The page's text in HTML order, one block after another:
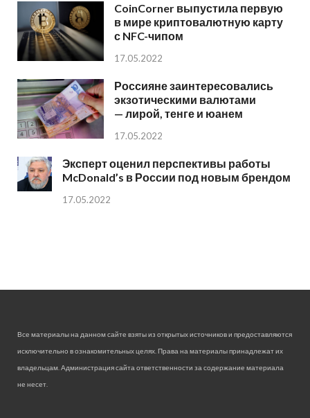
CoinCorner выпустила первую
в мире криптовалютную карту
с NFC-чипом
17.05.2022
Россияне заинтересовались
экзотическими валютами
— лирой, тенге и юанем
17.05.2022
Эксперт оценил перспективы работы
McDonald’s в России под новым брендом
17.05.2022
Все материалы на данном сайте взяты из открытых источников и предоставляются
исключительно в ознакомительных целях. Права на материалы принадлежат их
владельцам. Администрация сайта ответственности за содержание материала
не несет.